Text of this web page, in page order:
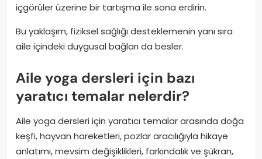
içgörüler üzerine bir tartışma ile sona erdirin.
Bu yaklaşım, fiziksel sağlığı desteklemenin yanı sıra
aile içindeki duygusal bağları da besler.
Aile yoga dersleri için bazı
yaratıcı temalar nelerdir?
Aile yoga dersleri için yaratıcı temalar arasında doğa
keşfi, hayvan hareketleri, pozlar aracılığıyla hikaye
anlatımı, mevsim değişiklikleri, farkındalık ve şükran,